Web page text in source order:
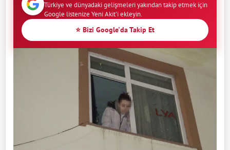
Türkiye ve dünyadaki gelişmeleri yakından takip etmek için
Google listenize Yeni Akit'i ekleyin.
⭐ Bizi Google'da Takip Et